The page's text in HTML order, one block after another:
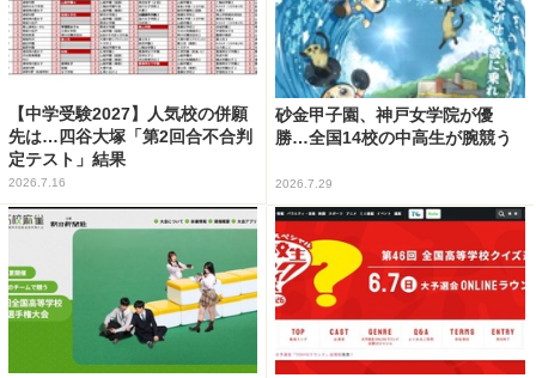
【中学受験2027】人気校の併願
先は…四谷大塚「第2回合不合判
定テスト」結果
2026.7.16
砂金甲子園、神戸女学院が優
勝…全国14校の中高生が腕競う
2026.7.29